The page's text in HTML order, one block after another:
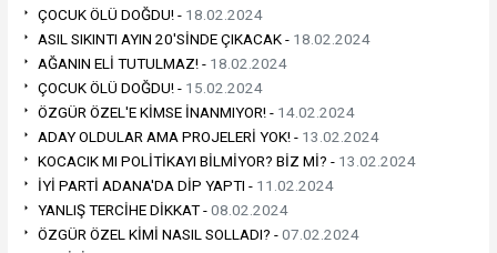
ÇOCUK ÖLÜ DOĞDU! - 18.02.2024
ASIL SIKINTI AYIN 20'SİNDE ÇIKACAK - 18.02.2024
AĞANIN ELİ TUTULMAZ! - 18.02.2024
ÇOCUK ÖLÜ DOĞDU! - 15.02.2024
ÖZGÜR ÖZEL'E KİMSE İNANMIYOR! - 14.02.2024
ADAY OLDULAR AMA PROJELERİ YOK! - 13.02.2024
KOCACIK MI POLİTİKAYI BİLMİYOR? BİZ Mİ? - 13.02.2024
İYİ PARTİ ADANA'DA DİP YAPTI - 11.02.2024
YANLIŞ TERCİHE DİKKAT -08.02.2024
ÖZGÜR ÖZEL KİMİ NASIL SOLLADI? -07.02.2024